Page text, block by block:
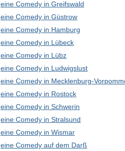
eine Comedy in Greifswald
eine Comedy in Güstrow
eine Comedy in Hamburg
eine Comedy in Lübeck
eine Comedy in Lübz
eine Comedy in Ludwigslust
eine Comedy in Mecklenburg-
eine Comedy in Rostock
eine Comedy in Schwerin
eine Comedy in Stralsund
eine Comedy in Wismar
eine Comedy auf dem Darß